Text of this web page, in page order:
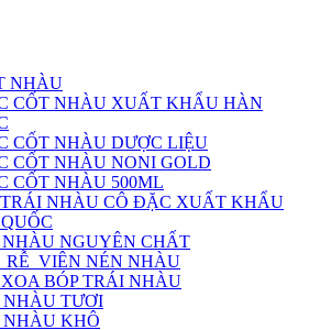
NHÀU
CỐT NHÀU XUẤT KHẨU HÀN
CỐT NHÀU DƯỢC LIỆU
CỐT NHÀU NONI GOLD
CỐT NHÀU 500ML
NHÀU CÔ ĐẶC XUẤT KHẨU
NHÀU NGUYÊN CHẤT
NÉN NHÀU
BÓP TRÁI NHÀU
TƯƠI
KHÔ